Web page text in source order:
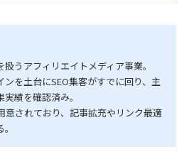
うアフィリエイトメディア事業。
を土台にSEO集客がすでに回り、主
績を確認済み。
意されており、記事拡充やリンク最適